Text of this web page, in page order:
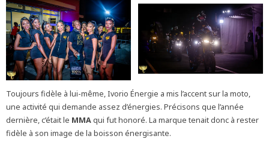
Toujours fidèle à lui-même, Ivorio Énergie a mis l’accent sur la moto,
une activité qui demande assez d’énergies. Précisons que l’année
dernière, c’était le MMAqui fut honoré. La marque tenait donc à rester
fidèle à son image de la boisson énergisante.